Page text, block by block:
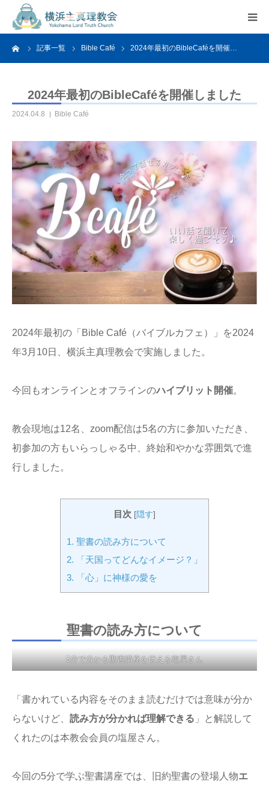
記事一覧 Bible Café 2024年最初のBibleCaféを開催…
2024年最初のBibleCaféを開催しました
2024.04.8 Bible Café
2024年最初の「Bible Café（バイブルカフェ）」を2024
年3月10日、横浜主真理教会で実施しました。
今回もオンラインとオフラインのハイブリット開催。
教会現地は12名、zoom配信は5名の方に参加いただき、
初参加の方もいらっしゃる中、終始和やかな雰囲気で進
行しました。
目次 [隠す]
1. 聖書の読み方について
2. 「天国ってどんなイメージ？」
3. 「心」に神様の愛を
聖書の読み方について
5分で分かる聖書講座を伝える塩屋さん
「書かれている内容をそのまま読むだけでは意味が分か
らないけど、 読み方が分かれば理解できる 」と解説して
くれたのは本教会会員の塩屋さん。
今回の5分で学ぶ聖書講座では、旧約聖書の登場人物エ
HOME
活動紹介
関連リンク
アクセス
よくあるご質問
お問い合わせ